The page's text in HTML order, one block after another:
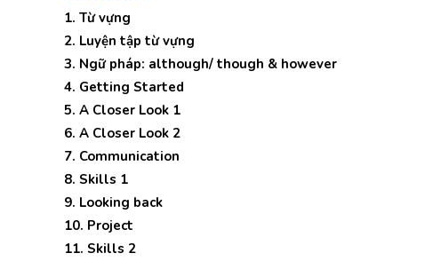
1. Từ vựng
2. Luyện tập từ vựng
3. Ngữ pháp: although/ though & however
4. Getting Started
5. A Closer Look 1
6. A Closer Look 2
7. Communication
8. Skills 1
9. Looking back
10. Project
11. Skills 2